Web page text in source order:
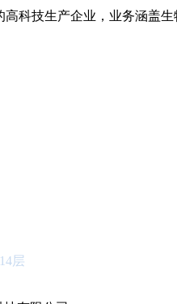
科技生产企业，业务涵盖
层